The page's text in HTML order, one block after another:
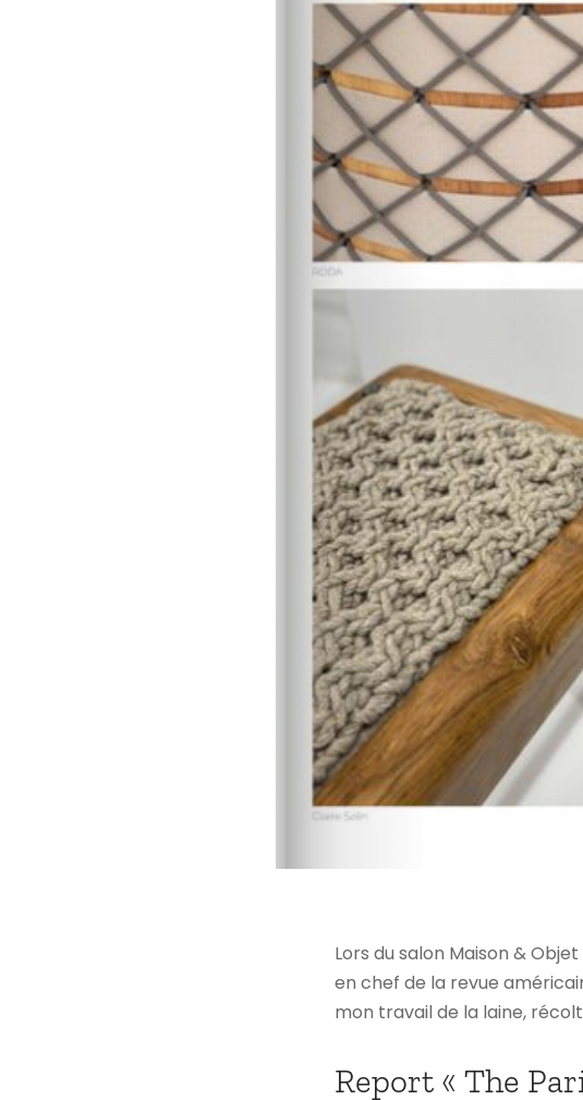
Lors du salon Maison &
en chef de la revue
mon travail de la laine,
Report « The